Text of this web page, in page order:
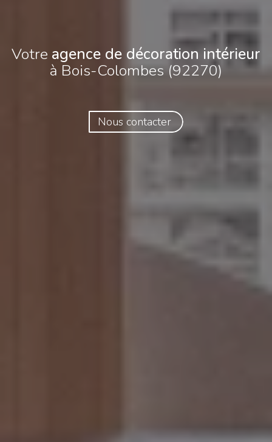
Votre agence de décoration intérieur
à Bois-Colombes (92270)
Nous contacter